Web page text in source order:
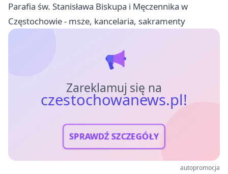
Parafia św. Stanisława Biskupa i Męczennika w
Częstochowie - msze, kancelaria, sakramenty
Zareklamuj się na
czestochowanews.pl!
SPRAWDŹ SZCZEGÓŁY
autopromocja